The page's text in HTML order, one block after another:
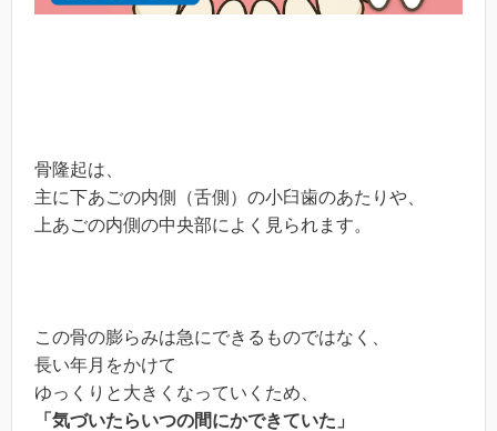
骨隆起は、
主に下あごの内側（舌側）の小臼歯のあたりや、
上あごの内側の中央部によく見られます。
この骨の膨らみは急にできるものではなく、
長い年月をかけて
ゆっくりと大きくなっていくため、
「気づいたらいつの間にかできていた」